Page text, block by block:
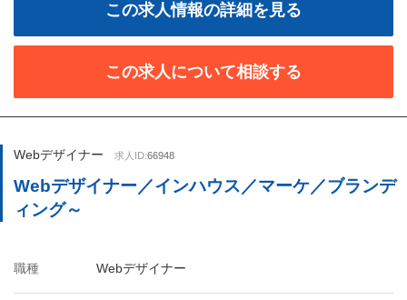
この求人情報の詳細を見る
この求人について相談する
Webデザイナー 求人ID:66948
Webデザイナー／インハウス／マーケ／ブランデ
ィング～
職種 Webデザイナー